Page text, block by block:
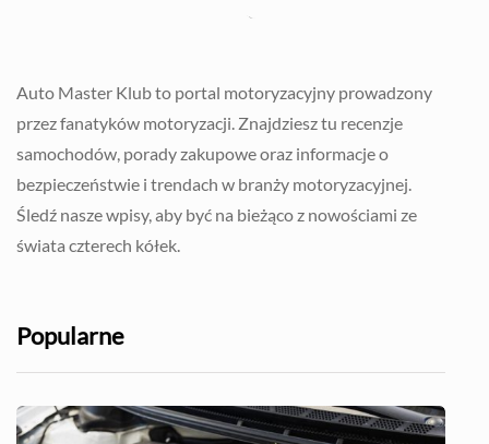
Auto Master Klub to portal motoryzacyjny prowadzony
przez fanatyków motoryzacji. Znajdziesz tu recenzje
samochodów, porady zakupowe oraz informacje o
bezpieczeństwie i trendach w branży motoryzacyjnej.
Śledź nasze wpisy, aby być na bieżąco z nowościami ze
świata czterech kółek.
Popularne